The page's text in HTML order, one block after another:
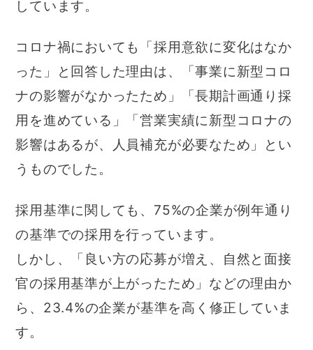
しています。
コロナ禍においても「採用意欲に変化はなか
った」と回答した理由は、「事業に新型コロ
ナの影響がなかったため」「長期計画通り採
用を進めている」「営業実績に新型コロナの
影響はあるが、人員補充が必要なため」とい
うものでした。
採用基準に関しても、75%の企業が例年通り
の基準での採用を行っています。
しかし、「良い方の応募が増え、自然と面接
官の採用基準が上がったため」などの理由か
ら、23.4%の企業が基準を高く修正していま
す。